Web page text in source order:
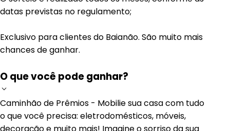
datas previstas no regulamento;
Exclusivo para clientes do Baianão. São muito mais
chances de ganhar.
O que você pode ganhar?
Caminhão de Prêmios - Mobilie sua casa com tudo
o que você precisa: eletrodomésticos, móveis,
decoração e muito mais! Imagine o sorriso da sua